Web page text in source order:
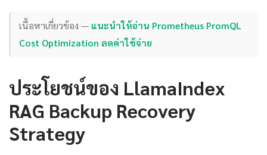
เนื้อหาเกี่ยวข้อง — แนะนำให้อ่าน Prometheus PromQL
Cost Optimization ลดค่าใช้จ่าย
ประโยชน์ของ LlamaIndex
RAG Backup Recovery
Strategy